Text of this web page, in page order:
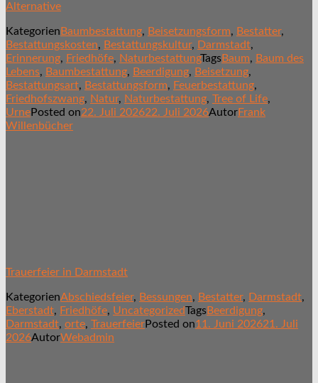
Alternative
Kategorien Baumbestattung, Beisetzungsform, Bestatter,
Bestattungskosten, Bestattungskultur, Darmstadt,
Erinnerung, Friedhöfe, NaturbestattungTagsBaum, Baum des
Lebens, Baumbestattung, Beerdigung, Beisetzung,
Bestattungsart, Bestattungsform, Feuerbestattung,
Friedhofszwang, Natur, Naturbestattung, Tree of Life,
UrnePosted on22. Juli 202622. Juli 2026AutorFrank
Willenbücher
Trauerfeier in Darmstadt
KategorienAbschiedsfeier, Bessungen, Bestatter, Darmstadt,
Eberstadt, Friedhöfe, UncategorizedTagsBeerdigung,
Darmstadt, orte, TrauerfeierPosted on11. Juni 202621. Juli
2026AutorWebadmin